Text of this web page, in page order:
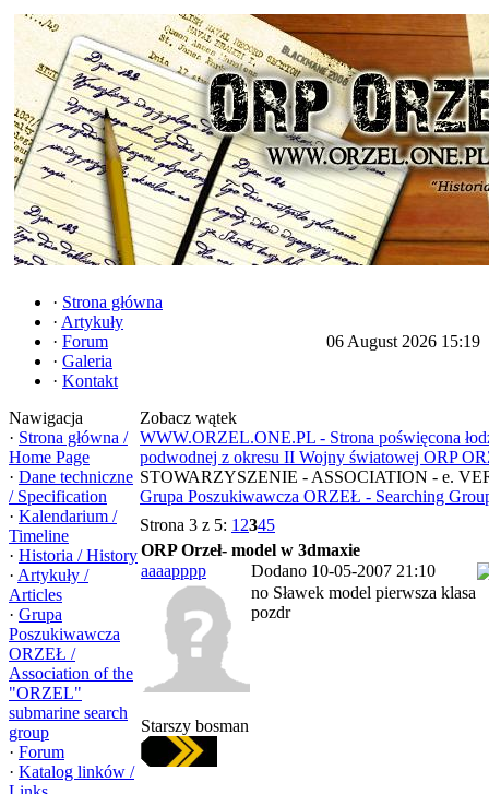
· Strona główna
· Artykuły
· Forum
· Galeria
· Kontakt
06 August 2026 15:19
Nawigacja
· Strona główna /
Home Page
· Dane techniczne
/ Specification
· Kalendarium /
Timeline
· Historia / History
· Artykuły /
Articles
· Grupa
Poszukiwawcza
ORZEŁ /
Association of the
"ORZEL"
submarine search
group
· Forum
· Katalog linków /
Zobacz wątek
WWW.ORZEL.ONE.PL - Strona poświęcona
podwodnej z okresu II Wojny światowej ORP
STOWARZYSZENIE - ASSOCIATION - e.
Grupa Poszukiwawcza ORZEŁ - Searching
Strona 3 z 5: 1 2345
ORP Orzeł- model w 3dmaxie
aaaapppp
Dodano 10-05-2007 21:10
Starszy bosman
no Sławek model pierwsza klasa
pozdr